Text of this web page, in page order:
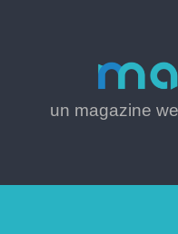
un magazine